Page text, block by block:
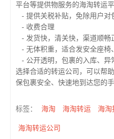
平台等提供物服务的海淘转运
- 提供关税补贴，免除用户对
- 收费合理
- 发货快，清关快，渠道顺畅
- 无体积重，适合发安全座椅
- 公开透明，包裹的入库、异
选择合适的转运公司，可以帮
保包裹安全、快速地到达您的手
标签： 海淘 海淘转运 海淘
海淘转运公司